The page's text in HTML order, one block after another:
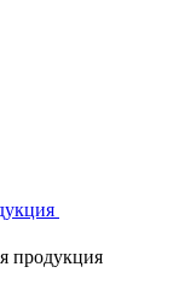
продукция